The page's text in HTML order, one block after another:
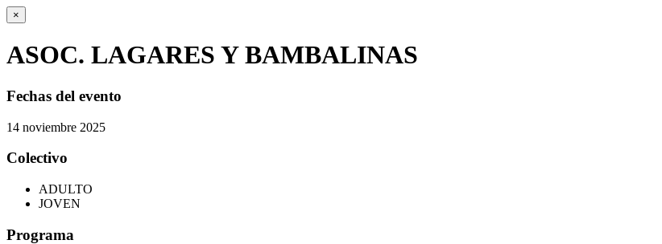
×
ASOC. LAGARES Y BAMBALINAS
Fechas del evento
14 noviembre 2025
Colectivo
ADULTO
JOVEN
Programa